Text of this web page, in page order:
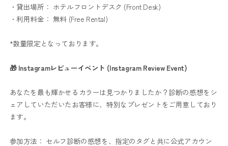
・貸出場所： ホテルフロントデスク (Front Desk)
・利用料金： 無料 (Free Rental)
*数量限定となっております。
🎁 Instagramレビューイベント (Instagram Review Event)
あなたを最も輝かせるカラーは見つかりましたか？診断の感想をシ
ェアしていただいたお客様に、特別なプレゼントをご用意しており
ます。
参加方法： セルフ診断の感想を、指定のタグと共に公式アカウン